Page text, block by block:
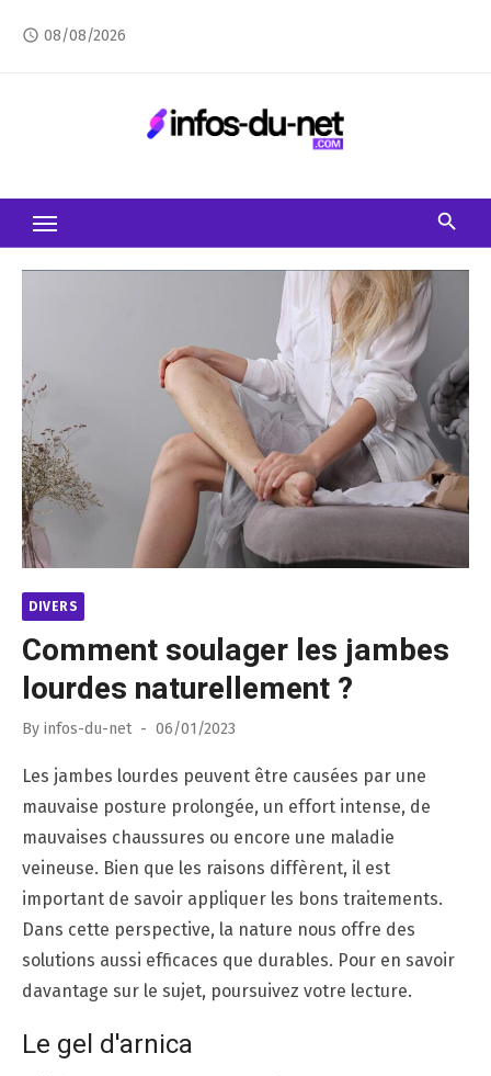
access_time 08/08/2026
DIVERS
Comment soulager les jambes
lourdes naturellement ?
By infos-du-net
Posted
06/01/2023
Les jambes lourdes peuvent être causées par une
mauvaise posture prolongée, un effort intense, de
mauvaises chaussures ou encore une maladie
veineuse. Bien que les raisons diffèrent, il est
important de savoir appliquer les bons traitements.
Dans cette perspective, la nature nous offre des
solutions aussi efficaces que durables. Pour en savoir
davantage sur le sujet, poursuivez votre lecture.
Le gel d'arnica